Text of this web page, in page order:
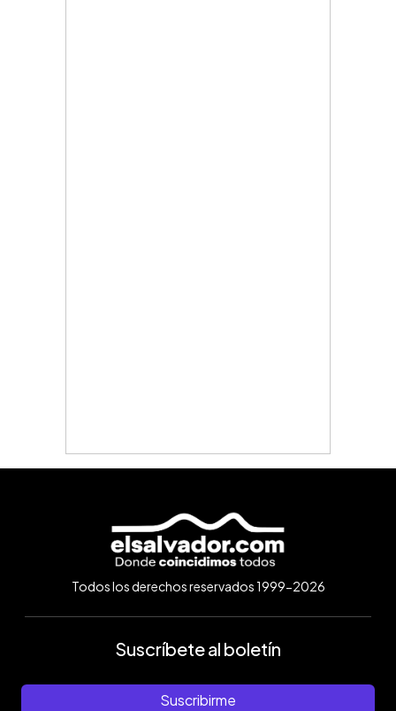
Todos los derechos reservados 1999-2026
Suscríbete al boletín
Suscribirme